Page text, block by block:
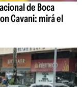
de Boca
Cavani: mirá el